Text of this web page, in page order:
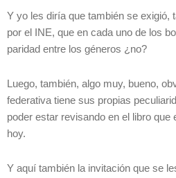
Y yo les diría que también se exigió,
por el INE, que en cada uno de los
paridad entre los géneros ¿no?
Luego, también, algo muy, bueno,
federativa tiene sus propias
poder estar revisando en el libro
hoy.
Y aquí también la invitación que se